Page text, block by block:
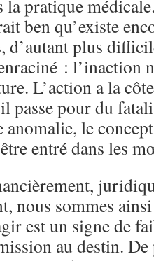
la pratique
ben qu’existe
d’autant plus
: l’inaction
L’action a la
passe pour du
anomalie, le
entré dans les
nous sommes ainsi
est un signe de
au destin.